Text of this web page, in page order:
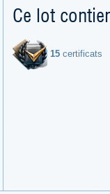
Ce lot
15 certificats